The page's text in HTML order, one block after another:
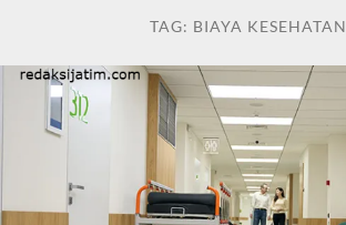
TAG: BIAYA KESEHATAN